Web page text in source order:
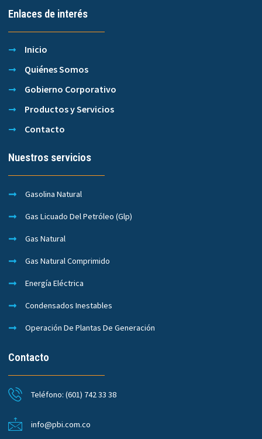
Enlaces de interés
Inicio
Quiénes Somos
Gobierno Corporativo
Productos y Servicios
Contacto
Nuestros servicios
Gasolina Natural
Gas Licuado Del Petróleo (Glp)
Gas Natural
Gas Natural Comprimido
Energía Eléctrica
Condensados Inestables
Operación De Plantas De Generación
Contacto
Teléfono: (601) 742 33 38
info@pbi.com.co